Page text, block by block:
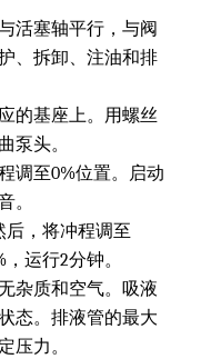
活塞轴平行，与阀
、拆卸、注油和排
的基座上。用螺丝
泵头。
调至0%位置。启动
。
，将冲程调至
运行2分钟。
杂质和空气。吸液
态。排液管的最大
压力。